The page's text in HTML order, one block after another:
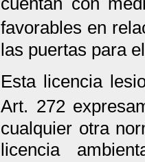
favorables en
las puertas para
Esta licencia
Art. 272
cualquier otra
licencia